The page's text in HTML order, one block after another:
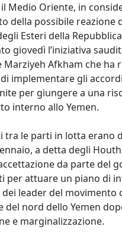
Medio Oriente, in
della possibile reazione
Esteri della
giovedì l’iniziativa
Marziyeh Afkham che ha
implementare gli
per giungere a una
interno allo Yemen.
tra le parti in lotta erano
a detta degli
da parte del
per attuare un piano di
leader del movimento
del nord dello Yemen
e marginalizzazione.